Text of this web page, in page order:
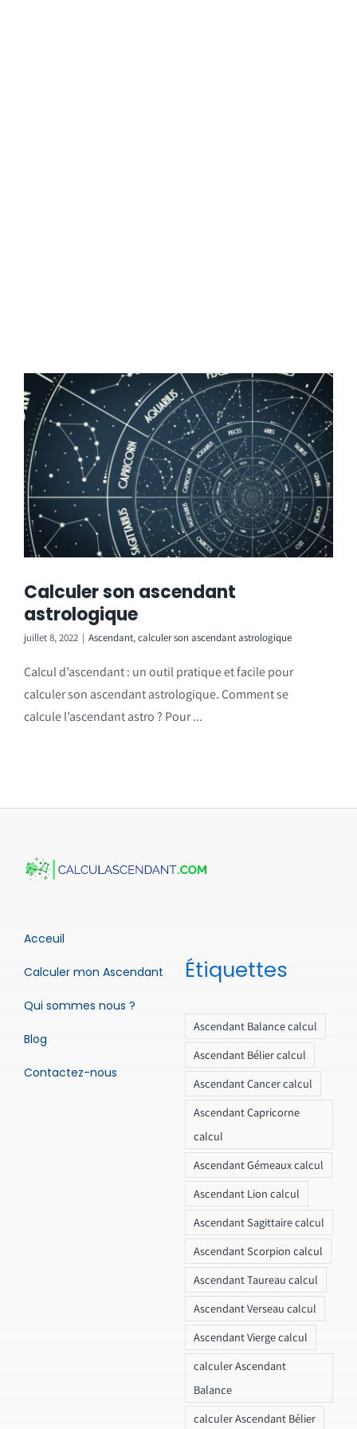
Calculer son ascendant
astrologique
juillet 8, 2022 | Ascendant,calculer son ascendant astrologique
Calcul d’ascendant : un outil pratique et facile pour
calculer son ascendant astrologique. Comment se
calcule l’ascendant astro ? Pour ...
Acceuil
Calculer mon Ascendant
Qui sommes nous ?
Blog
Contactez-nous
Étiquettes
Ascendant Balance calcul
Ascendant Bélier calcul
Ascendant Cancer calcul
Ascendant Capricorne
calcul
Ascendant Gémeaux calcul
Ascendant Lion calcul
Ascendant Sagittaire calcul
Ascendant Scorpion calcul
Ascendant Taureau calcul
Ascendant Verseau calcul
Ascendant Vierge calcul
calculer Ascendant
Balance
calculer Ascendant Bélier